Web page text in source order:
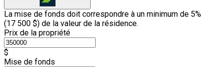
La mise de fonds doit correspondre à un minimum de 5%
(17 500 $) de la valeur de la résidence.
Prix de la propriété
$
Mise de fonds